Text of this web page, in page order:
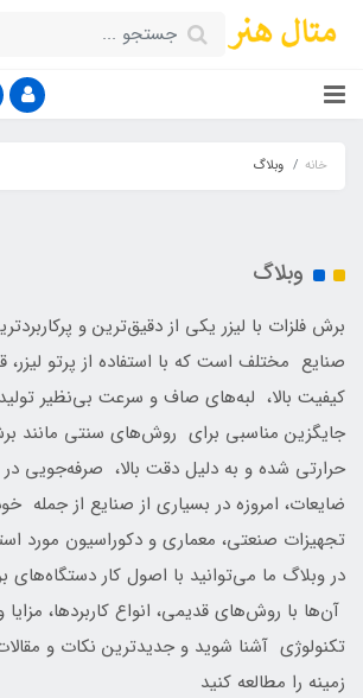
خانه وبلاگ
وبلاگ
برش فلزات با لیزر یکی از دقیق‌ترین و
صنایع مختلف است که با استفاده از پرتو لیزر،
کیفیت بالا، لبه‌های صاف و سرعت بی‌نظیر
جایگزین مناسبی برای روش‌های سنتی مانند
حرارتی شده و به دلیل دقت بالا، صرفه‌جویی
ضایعات، امروزه در بسیاری از صنایع از جمله
تجهیزات صنعتی، معماری و دکوراسیون مورد
در وبلاگ ما می‌توانید با اصول کار دستگاه‌های
آن‌ها با روش‌های قدیمی، انواع کاربردها،
تکنولوژی آشنا شوید و جدیدترین نکات و
زمینه را مطالعه کنید